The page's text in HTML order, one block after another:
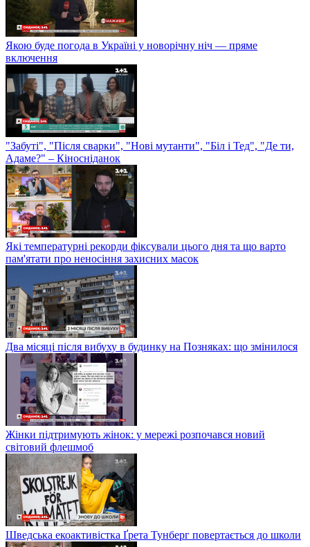
Якою буде погода в Україні у новорічну ніч — пряме
включення
"Забуті", "Після сварки", "Нові мутанти", "Біл і Тед", "Де ти,
Адаме?" – Кіносніданок
Які температурні рекорди фіксували цього дня та що варто
пам'ятати про неносіння захисних масок
Два місяці після вибуху в будинку на Позняках: що змінилося
Жінки підтримують жінок: у мережі розпочався новий
світовий флешмоб
Шведська екоактивістка Ґрета Тунберг повертається до школи